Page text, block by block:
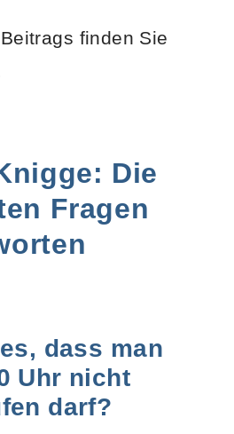
finden Sie
Die
Fragen
dass man
Uhr nicht
darf?